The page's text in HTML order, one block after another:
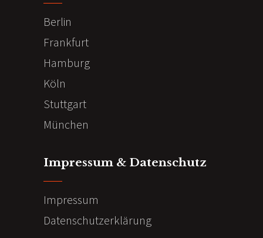
Berlin
Frankfurt
Hamburg
Köln
Stuttgart
München
Impressum & Datenschutz
Impressum
Datenschutzerklärung